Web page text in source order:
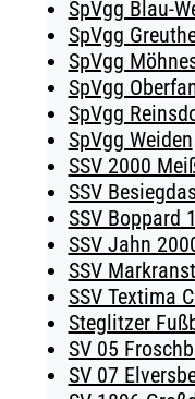
SpVgg Blau-
SpVgg
SpVgg
SpVgg
SpVgg
SpVgg Weiden
SSV 2000
SSV
SSV Boppard
SSV Jahn
SSV
SSV Textima
Steglitzer
SV 05
SV 07